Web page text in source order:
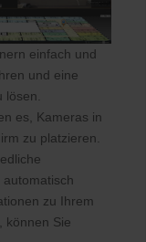
einfach und
und eine
lösen.
es, Kameras in
zu platzieren.
zu Ihrem
können Sie